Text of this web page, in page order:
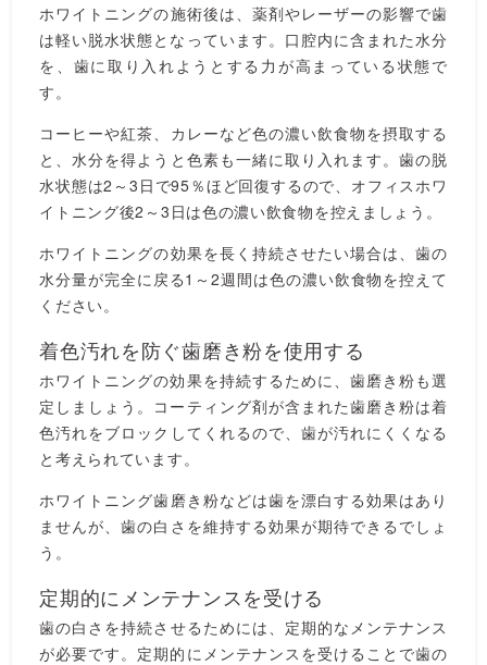
ホワイトニングの施術後は、薬剤やレーザーの影響で歯
は軽い脱水状態となっています。口腔内に含まれた水分
を、歯に取り入れようとする力が高まっている状態で
す。
コーヒーや紅茶、カレーなど色の濃い飲食物を摂取する
と、水分を得ようと色素も一緒に取り入れます。歯の脱
水状態は2～3日で95％ほど回復するので、オフィスホワ
イトニング後2～3日は色の濃い飲食物を控えましょう。
ホワイトニングの効果を長く持続させたい場合は、歯の
水分量が完全に戻る1～2週間は色の濃い飲食物を控えて
ください。
着色汚れを防ぐ歯磨き粉を使用する
ホワイトニングの効果を持続するために、歯磨き粉も選
定しましょう。コーティング剤が含まれた歯磨き粉は着
色汚れをブロックしてくれるので、歯が汚れにくくなる
と考えられています。
ホワイトニング歯磨き粉などは歯を漂白する効果はあり
ませんが、歯の白さを維持する効果が期待できるでしょ
う。
定期的にメンテナンスを受ける
歯の白さを持続させるためには、定期的なメンテナンス
が必要です。定期的にメンテナンスを受けることで歯の